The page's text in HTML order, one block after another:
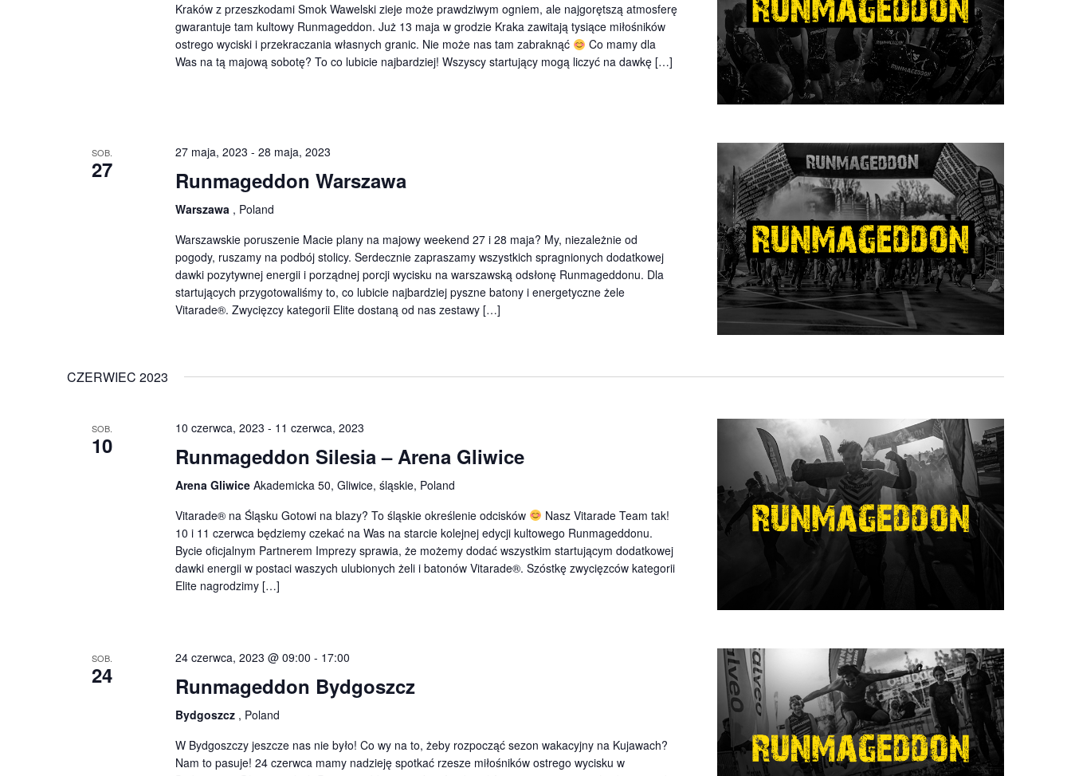
Kraków z przeszkodami Smok Wawelski zieje może prawdziwym ogniem, ale najgorętszą atmosferę
gwarantuje tam kultowy Runmageddon. Już 13 maja w grodzie Kraka zawitają tysiące miłośników
ostrego wyciski i przekraczania własnych granic. Nie może nas tam zabraknąć
Co mamy dla
Was na tą majową sobotę? To co lubicie najbardziej! Wszyscy startujący mogą liczyć na dawkę […]
SOB.
27
27 maja, 2023 - 28 maja, 2023
Runmageddon Warszawa
Warszawa , Poland
Warszawskie poruszenie Macie plany na majowy weekend 27 i 28 maja? My, niezależnie od
pogody, ruszamy na podbój stolicy. Serdecznie zapraszamy wszystkich spragnionych dodatkowej
dawki pozytywnej energii i porządnej porcji wycisku na warszawską odsłonę Runmageddonu. Dla
startujących przygotowaliśmy to, co lubicie najbardziej pyszne batony i energetyczne żele
Vitarade®. Zwycięzcy kategorii Elite dostaną od nas zestawy […]
CZERWIEC 2023
SOB.
10
10 czerwca, 2023 - 11 czerwca, 2023
Runmageddon Silesia – Arena Gliwice
Arena Gliwice Akademicka 50, Gliwice, śląskie, Poland
Vitarade® na Śląsku Gotowi na blazy? To śląskie określenie odcisków
Nasz Vitarade Team tak!
10 i 11 czerwca będziemy czekać na Was na starcie kolejnej edycji kultowego Runmageddonu.
Bycie oficjalnym Partnerem Imprezy sprawia, że możemy dodać wszystkim startującym dodatkowej
dawki energii w postaci waszych ulubionych żeli i batonów Vitarade®. Szóstkę zwycięzców kategorii
Elite nagrodzimy […]
SOB.
24
24 czerwca, 2023 @ 09:00 - 17:00
Runmageddon Bydgoszcz
Bydgoszcz , Poland
W Bydgoszczy jeszcze nas nie było! Co wy na to, żeby rozpocząć sezon wakacyjny na Kujawach?
Nam to pasuje! 24 czerwca mamy nadzieję spotkać rzesze miłośników ostrego wycisku w